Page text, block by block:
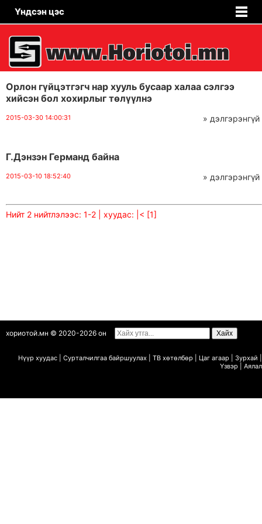
Үндсэн цэс
Орлон гүйцэтгэгч нар хууль бусаар халаа сэлгээ
хийсэн бол хохирлыг төлүүлнэ
2015-03-30 14:00:31 » дэлгэрэнгүй
Г.Дэнзэн Германд байна
2015-03-10 18:52:40 » дэлгэрэнгүй
Нийт 2 нийтлэлээс: 1-2 | хуудас: |< [1]
хориотой.мн © 2020-2026 он
Нүүр хуудас Сурталчилгаа байршуулах ТВ хөтөлбөр Цаг агаар Зурхай
Үзвэр Аялал